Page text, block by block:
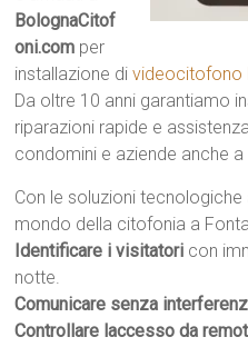
BolognaCitof
oni.com per
installazione divideocitofono
Da oltre 10 anni garantiamo
riparazioni rapide e
condomini e aziende anche
Con le soluzioni
mondo della citofonia a
Identificare i visitatori con
notte.
Comunicare senza
Controllare laccesso da